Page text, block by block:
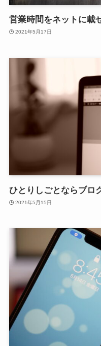
営業時間をネットに載
2021年5月17日
ひとりしごとならブロ
2021年5月15日